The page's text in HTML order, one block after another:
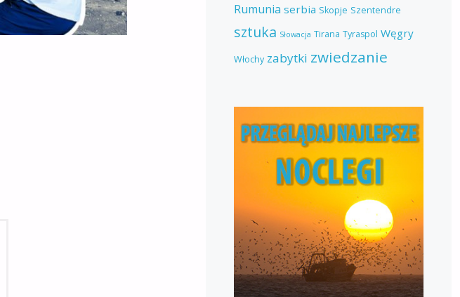
Rumunia serbia Skopje Szentendre
sztuka Słowacja Tirana Tyraspol Węgry
Włochy zabytki zwiedzanie